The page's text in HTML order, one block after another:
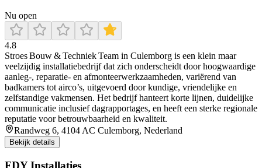
Nu open
4.8
Stroes Bouw & Techniek Team in Culemborg is een klein maar
veelzijdig installatiebedrijf dat zich onderscheidt door hoogwaardige
aanleg-, reparatie- en afmonteerwerkzaamheden, variërend van
badkamers tot airco’s, uitgevoerd door kundige, vriendelijke en
zelfstandige vakmensen. Het bedrijf hanteert korte lijnen, duidelijke
communicatie inclusief dagrapportages, en heeft een sterke regionale
reputatie voor betrouwbaarheid en kwaliteit.
Randweg 6, 4104 AC Culemborg, Nederland
Bekijk details
FDY Installaties